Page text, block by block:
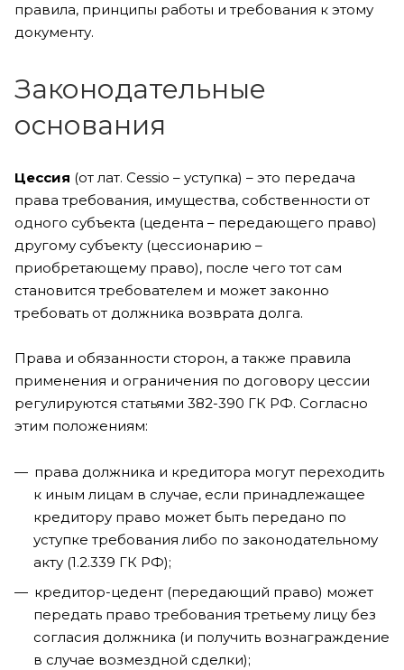
правила, принципы работы и требования к этому
документу.
Законодательные
основания
Цессия (от лат. Cessio – уступка) – это передача
права требования, имущества, собственности от
одного субъекта (цедента – передающего право)
другому субъекту (цессионарию –
приобретающему право), после чего тот сам
становится требователем и может законно
требовать от должника возврата долга.
Права и обязанности сторон, а также правила
применения и ограничения по договору цессии
регулируются статьями 382-390 ГК РФ. Согласно
этим положениям:
права должника и кредитора могут переходить
к иным лицам в случае, если принадлежащее
кредитору право может быть передано по
уступке требования либо по законодательному
акту (1.2.339 ГК РФ);
кредитор-цедент (передающий право) может
передать право требования третьему лицу без
согласия должника (и получить вознаграждение
в случае возмездной сделки);